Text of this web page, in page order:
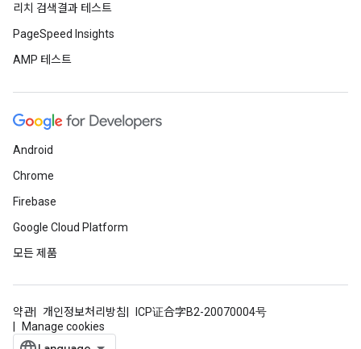
리치 검색결과 테스트
PageSpeed Insights
AMP 테스트
Android
Chrome
Firebase
Google Cloud Platform
모든 제품
약관 개인정보처리방침
ICP证合字B2-20070004号
Manage cookies